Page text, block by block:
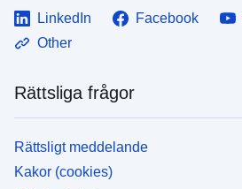
LinkedIn Facebook
Other
Rättsliga frågor
Rättsligt meddelande
Kakor (cookies)